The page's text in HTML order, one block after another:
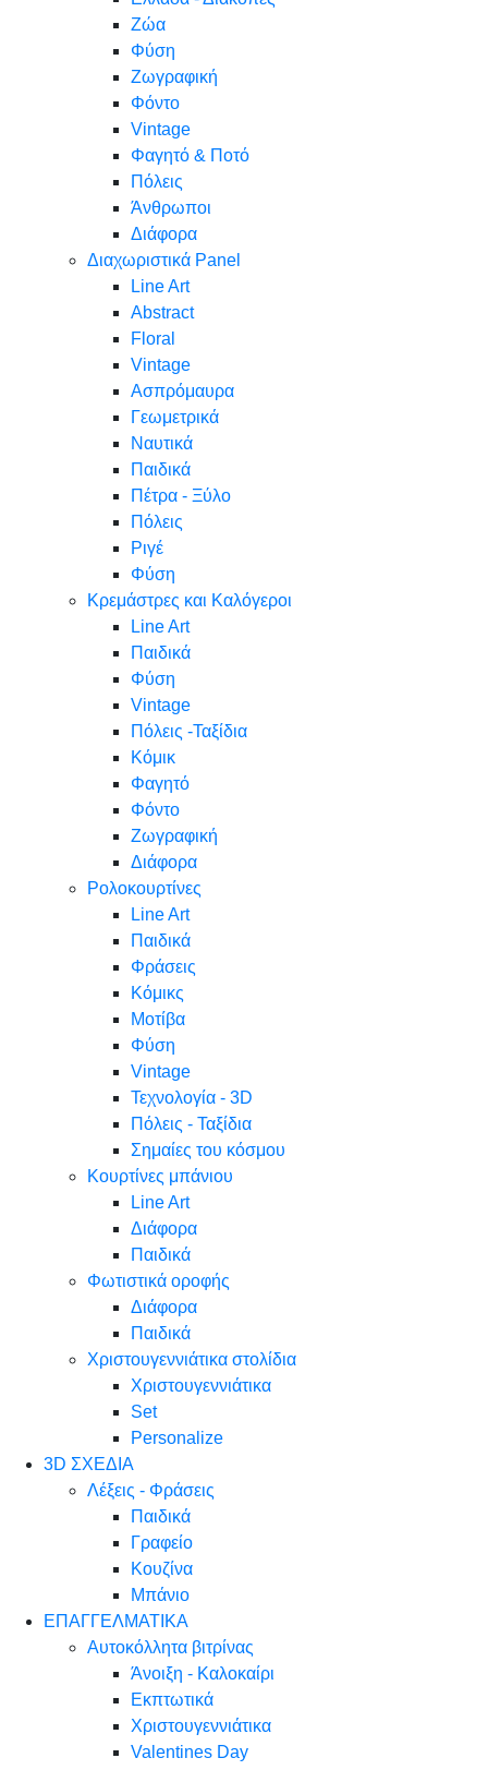
Ζώα
Φύση
Ζωγραφική
Φόντο
Vintage
Φαγητό & Ποτό
Πόλεις
Άνθρωποι
Διάφορα
Διαχωριστικά Panel
Line Art
Abstract
Floral
Vintage
Ασπρόμαυρα
Γεωμετρικά
Ναυτικά
Παιδικά
Πέτρα - Ξύλο
Πόλεις
Ριγέ
Φύση
Κρεμάστρες και Καλόγεροι
Line Art
Παιδικά
Φύση
Vintage
Πόλεις -Ταξίδια
Κόμικ
Φαγητό
Φόντο
Ζωγραφική
Διάφορα
Ρολοκουρτίνες
Line Art
Παιδικά
Φράσεις
Κόμικς
Μοτίβα
Φύση
Vintage
Τεχνολογία - 3D
Πόλεις - Ταξίδια
Σημαίες του κόσμου
Κουρτίνες μπάνιου
Line Art
Διάφορα
Παιδικά
Φωτιστικά οροφής
Διάφορα
Παιδικά
Χριστουγεννιάτικα στολίδια
Χριστουγεννιάτικα
Set
Personalize
3D ΣΧΕΔΙΑ
Λέξεις - Φράσεις
Παιδικά
Γραφείο
Κουζίνα
Μπάνιο
ΕΠΑΓΓΕΛΜΑΤΙΚΑ
Αυτοκόλλητα βιτρίνας
Άνοιξη - Καλοκαίρι
Εκπτωτικά
Χριστουγεννιάτικα
Valentines Day